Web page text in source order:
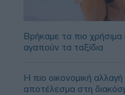
Βρήκαμε τα πιο
αγαπούν τα ταξίδια
Η πιο οικονομική
αποτέλεσμα στη